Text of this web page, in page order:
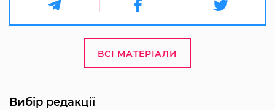
ВСІ МАТЕРІАЛИ
Вибір редакції